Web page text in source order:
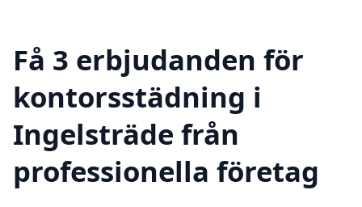
Få 3 erbjudanden för
kontorsstädning i
Ingelsträde från
professionella företag